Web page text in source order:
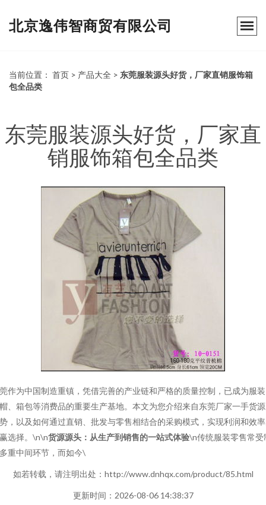
北京逸伟智商贸有限公司
当前位置： 首页 > 产品大全 > 东莞服装源头好货，厂家直销服饰箱
包全品类
东莞服装源头好货，厂家直
销服饰箱包全品类
作为中国制造重镇，凭借完善的产业链和严格的质量控制，已成为服
、箱包等消费品的重要生产基地。本文为您介绍来自东莞厂家一手货
，以及如何通过直销、批发与零售相结合的采购模式，实现利润和效
选择。\n\n货源源头：从生产到销售的一站式体验\n传统服装零售常受
重中间环节，而如今\
如若转载，请注明出处：http://www.dnhqx.com/product/85.html
更新时间：2026-08-06 14:38:37